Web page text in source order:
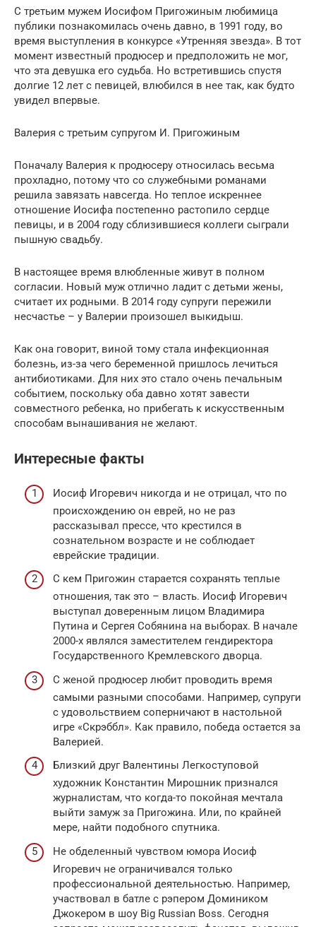
С третьим мужем Иосифом Пригожиным любимица
публики познакомилась очень давно, в 1991 году, во
время выступления в конкурсе «Утренняя звезда». В тот
момент известный продюсер и предположить не мог,
что эта девушка его судьба. Но встретившись спустя
долгие 12 лет с певицей, влюбился в нее так, как будто
увидел впервые.
Валерия с третьим супругом И. Пригожиным
Поначалу Валерия к продюсеру относилась весьма
прохладно, потому что со служебными романами
решила завязать навсегда. Но теплое искреннее
отношение Иосифа постепенно растопило сердце
певицы, и в 2004 году сблизившиеся коллеги сыграли
пышную свадьбу.
В настоящее время влюбленные живут в полном
согласии. Новый муж отлично ладит с детьми жены,
считает их родными. В 2014 году супруги пережили
несчастье – у Валерии произошел выкидыш.
Как она говорит, виной тому стала инфекционная
болезнь, из-за чего беременной пришлось лечиться
антибиотиками. Для них это стало очень печальным
событием, поскольку оба давно хотят завести
совместного ребенка, но прибегать к искусственным
способам вынашивания не желают.
Интересные факты
Иосиф Игоревич никогда и не отрицал, что по
происхождению он еврей, но не раз
рассказывал прессе, что крестился в
сознательном возрасте и не соблюдает
еврейские традиции.
С кем Пригожин старается сохранять теплые
отношения, так это – власть. Иосиф Игоревич
выступал доверенным лицом Владимира
Путина и Сергея Собянина на выборах. В начале
2000-х являлся заместителем гендиректора
Государственного Кремлевского дворца.
С женой продюсер любит проводить время
самыми разными способами. Например, супруги
с удовольствием соперничают в настольной
игре «Скрэббл». Как правило, победа остается за
Валерией.
Близкий друг Валентины Легкоступовой
художник Константин Мирошник признался
журналистам, что когда-то покойная мечтала
выйти замуж за Пригожина. Или, по крайней
мере, найти подобного спутника.
Не обделенный чувством юмора Иосиф
Игоревич не ограничивался только
профессиональной деятельностью. Например,
участвовал в батле с рэпером Домиником
Джокером в шоу Big Russian Boss. Сегодня